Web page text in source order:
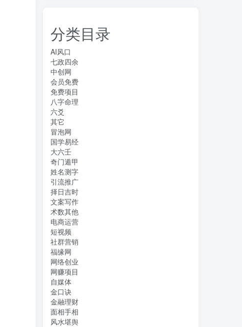
分类目录
AI风口
七政四余
中创网
会员免费
免费项目
八字命理
六爻
其它
冒泡网
国学易经
大六壬
奇门遁甲
姓名测字
引流推广
择日吉时
文案写作
术数其他
电商运营
短视频
社群营销
福缘网
网络创业
网赚项目
自媒体
金口诀
金融理财
面相手相
风水堪舆